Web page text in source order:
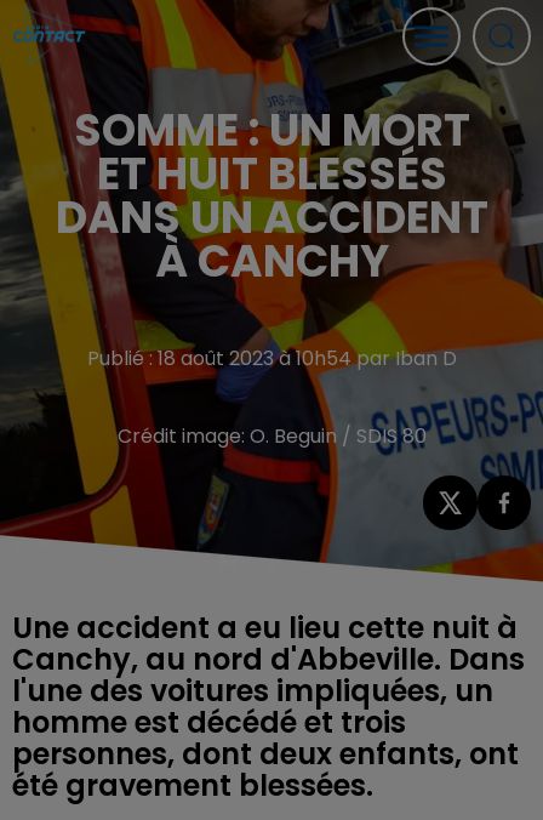
SOMME : UN MORT
ET HUIT BLESSÉS
DANS UN ACCIDENT
À CANCHY
Publié : 18 août 2023 à 10h54 par Iban D
Crédit image: O. Beguin / SDIS 80
Une accident a eu lieu cette nuit à
Canchy, au nord d'Abbeville. Dans
l'une des voitures impliquées, un
homme est décédé et trois
personnes, dont deux enfants, ont
été gravement blessées.